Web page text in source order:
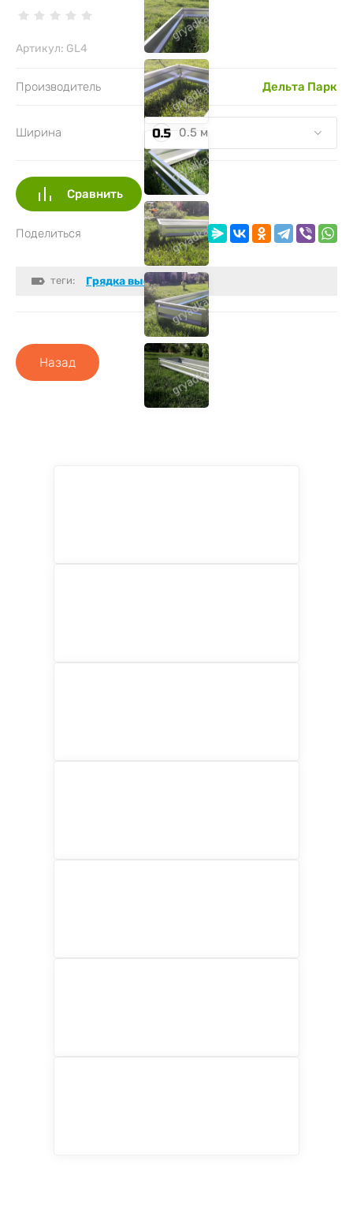
Артикул: GL4
Производитель Дельта Парк
Ширина 0.5 м
Сравнить
Поделиться
теги: Грядка высотой 19 см
Назад